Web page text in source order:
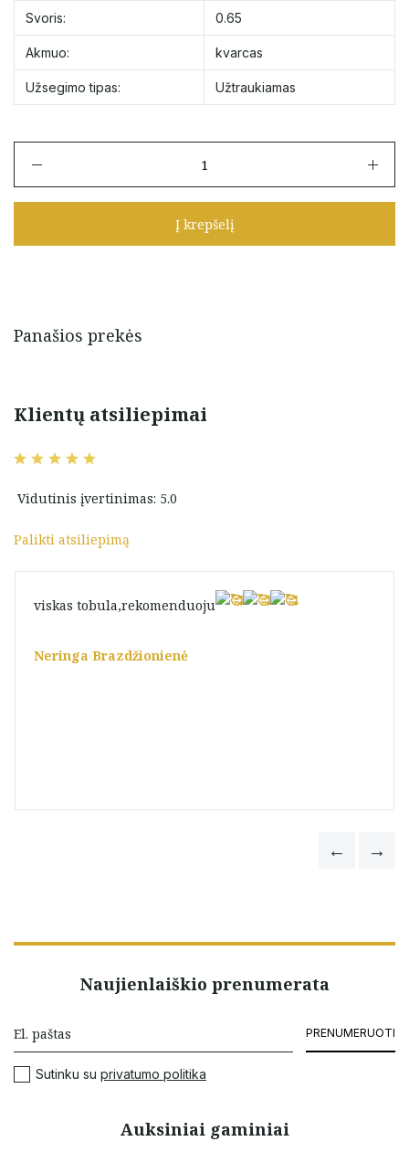
Svoris: 0.65
Akmuo: kvarcas
Užsegimo tipas: Užtraukiamas
Užtraukiama
kvarcu
Į krepšelį
Panašios prekės
Klientų atsiliepimai
Vidutinis įvertinimas: 5.0
Palikti atsiliepimą
viskas tobula,rekomenduoju
Neringa Brazdžionienė
Auksiniai gaminiai
Naujienlaiškio prenumerata
PRENUMERUOTI
Sutinku su privatumo politika